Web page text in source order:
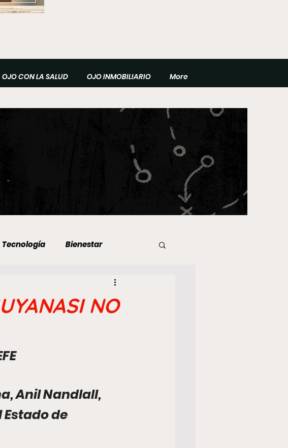
OJO CON LA SALUD OJO INMOBILIARIO More
Tecnología Bienestar
NO
Anil Nandlall,
de